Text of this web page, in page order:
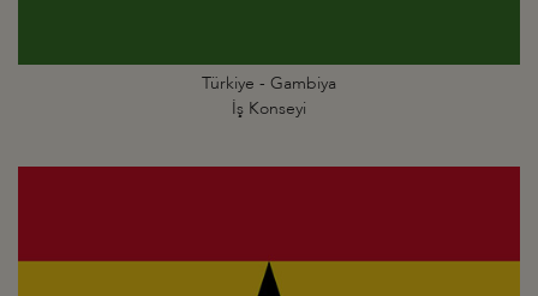
Türkiye - Gambiya
İş Konseyi